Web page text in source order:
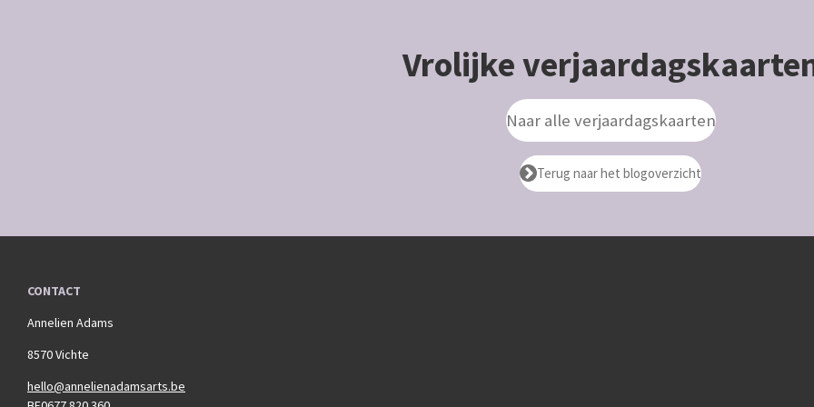
Vrolijke
Naar alle verjaardagskaarten
Terug naar het blogoverzicht
CONTACT
Annelien Adams
8570 Vichte
hello@annelienadamsarts.be